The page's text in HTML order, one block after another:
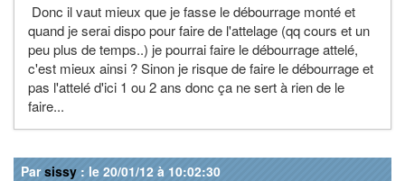
Donc il vaut mieux que je fasse le débourrage monté et
quand je serai dispo pour faire de l'attelage (qq cours et un
peu plus de temps..) je pourrai faire le débourrage attelé,
c'est mieux ainsi ? Sinon je risque de faire le débourrage et
pas l'attelé d'ici 1 ou 2 ans donc ça ne sert à rien de le
faire...
Parsissy : le 20/01/12 à 10:02:30